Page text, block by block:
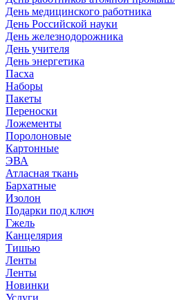
День медицинского работника
День Российской науки
День железнодорожника
День учителя
День энергетика
Пасха
Наборы
Пакеты
Переноски
Ложементы
Поролоновые
Картонные
ЭВА
Атласная ткань
Бархатные
Изолон
Подарки под ключ
Гжель
Канцелярия
Тишью
Ленты
Ленты
Новинки
Услуги